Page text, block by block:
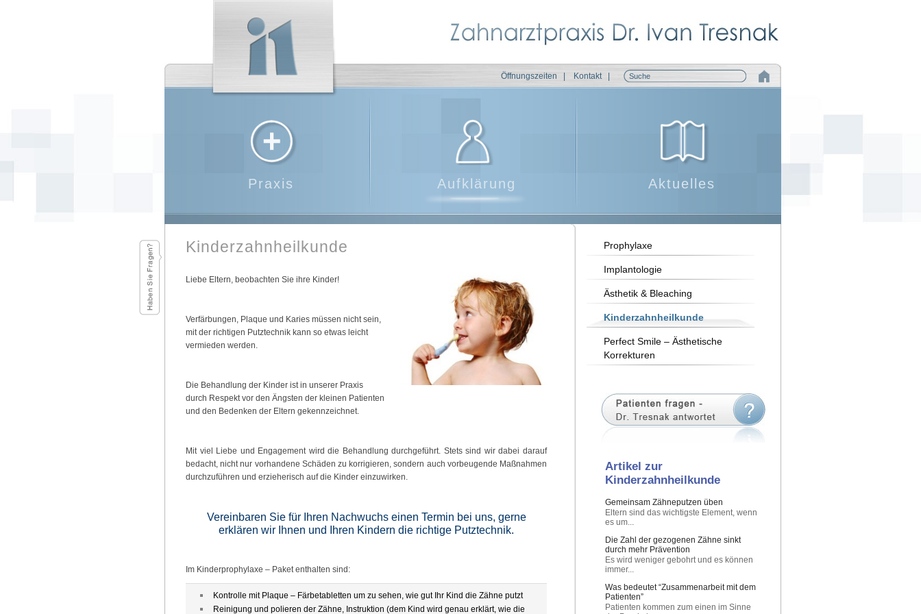
Öffnungszeiten Kontakt|
Praxis Aufklärung Aktuelles
Kinderzahnheilkunde
Liebe Eltern, beobachten Sie ihre Kinder!
Verfärbungen, Plaque und Karies müssen nicht sein,
mit der richtigen Putztechnik kann so etwas leicht
vermieden werden.
Die Behandlung der Kinder ist in unserer Praxis
durch Respekt vor den Ängsten der kleinen Patienten
und den Bedenken der Eltern gekennzeichnet.
Mit viel Liebe und Engagement wird die Behandlung durchgeführt. Stets sind wir dabei darauf
bedacht, nicht nur vorhandene Schäden zu korrigieren, sondern auch vorbeugende Maßnahmen
durchzuführen und erzieherisch auf die Kinder einzuwirken.
Vereinbaren Sie für Ihren Nachwuchs einen Termin bei uns, gerne
erklären wir Ihnen und Ihren Kindern die richtige Putztechnik.
Im Kinderprophylaxe – Paket enthalten sind:
Kontrolle mit Plaque – Färbetabletten um zu sehen, wie gut Ihr Kind die Zähne putzt
Reinigung und polieren der Zähne, Instruktion (dem Kind wird genau erklärt, wie die
Prophylaxe
Implantologie
Ästhetik & Bleaching
Kinderzahnheilkunde
Perfect Smile – Ästhetische
Korrekturen
Artikel zur
Kinderzahnheilkunde
Gemeinsam Zähneputzen üben
Eltern sind das wichtigste Element, wenn
es um...
Die Zahl der gezogenen Zähne sinkt
durch mehr Prävention
Es wird weniger gebohrt und es können
immer...
Was bedeutet “Zusammenarbeit mit dem
Patienten”
Patienten kommen zum einen im Sinne